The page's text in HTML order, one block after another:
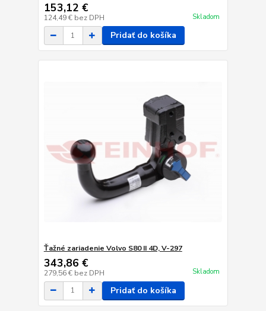
153,12 €
124,49 € bez DPH Skladom
Pridať do košíka
Ťažné zariadenie Volvo S80 II 4D, V-297
343,86 €
279,56 € bez DPH Skladom
Pridať do košíka